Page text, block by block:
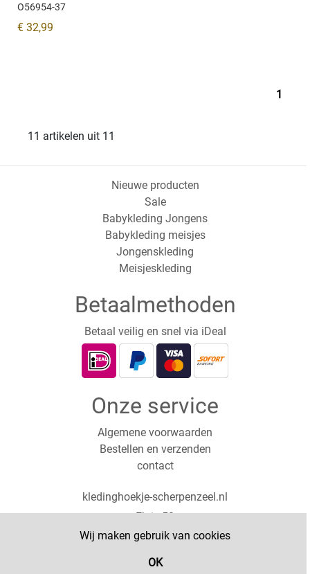
Wij maken gebruik van cookies
OK
O56954-37
€ 32,99
1
11 artikelen uit 11
Nieuwe producten
Sale
Babykleding Jongens
Babykleding meisjes
Jongenskleding
Meisjeskleding
Betaalmethoden
Betaal veilig en snel via iDeal
Onze service
Algemene voorwaarden
Bestellen en verzenden
contact
kledinghoekje-scherpenzeel.nl
Ekris 52
3931PX Woudenberg